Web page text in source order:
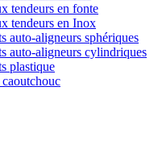
tendeurs en fonte
tendeurs en Inox
auto-aligneurs sphériques
auto-aligneurs cylindriques
plastique